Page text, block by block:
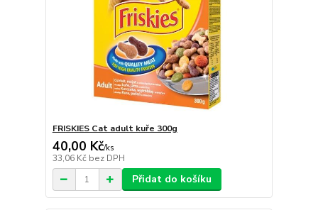
FRISKIES Cat adult kuře 300g
40,00 Kč/ks
33,06 Kč bez DPH
Přidat do košíku